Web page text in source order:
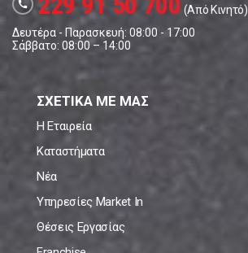
call
(Από Κινητό)
Δευτέρα - Παρασκευή: 08:00 - 17:00
Σάββατο: 08:00 – 14:00
ΣΧΕΤΙΚΑ ΜΕ ΜΑΣ
Η Εταιρεία
Καταστήματα
Νέα
Υπηρεσίες Market In
Θέσεις Εργασίας